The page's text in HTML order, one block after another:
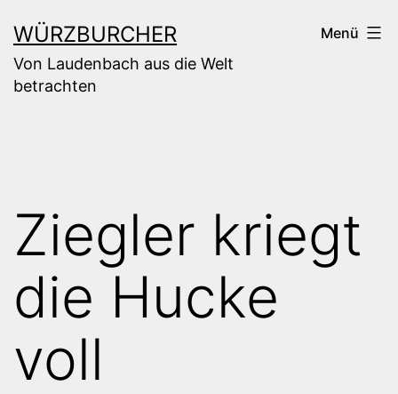
Inhalt
springen
WÜRZBURCHER
Von Laudenbach aus die Welt
betrachten
Menü
Ziegler kriegt
die Hucke
voll